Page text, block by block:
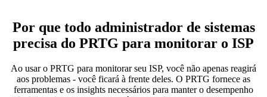
Por que todo administrador de sistemas
precisa do PRTG para monitorar o ISP
Ao usar o PRTG para monitorar seu ISP, você não apenas reagirá
aos problemas - você ficará à frente deles. O PRTG fornece as
ferramentas e os insights necessários para manter o desempenho